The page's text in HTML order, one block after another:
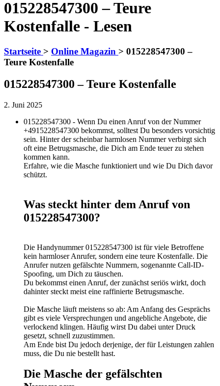
015228547300 – Teure
Kostenfalle - Lesen
Startseite > Online Magazin > 015228547300 –
Teure Kostenfalle
015228547300 – Teure Kostenfalle
2. Juni 2025
015228547300 - Wenn Du einen Anruf von der Nummer
+4915228547300 bekommst, solltest Du besonders vorsichtig
sein. Hinter der scheinbar harmlosen Nummer verbirgt sich
oft eine Betrugsmasche, die Dich am Ende teuer zu stehen
kommen kann.
Erfahre, wie die Masche funktioniert und wie Du Dich davor
schützt.
Was steckt hinter dem Anruf von
015228547300?
Die Handynummer 015228547300 ist für viele Betroffene
kein harmloser Anrufer, sondern eine teure Kostenfalle. Die
Anrufer nutzen gefälschte Nummern, sogenannte Call-ID-
Spoofing, um Dich zu täuschen.
Du bekommst einen Anruf, der zunächst seriös wirkt, doch
dahinter steckt meist eine raffinierte Betrugsmasche.
Die Masche läuft meistens so ab: Am Anfang des Gesprächs
gibt es viele Versprechungen und angebliche Angebote, die
verlockend klingen. Häufig wirst Du dabei unter Druck
gesetzt, schnell zuzustimmen.
Am Ende bist Du jedoch derjenige, der für Leistungen zahlen
muss, die Du nie bestellt hast.
Die Masche der gefälschten